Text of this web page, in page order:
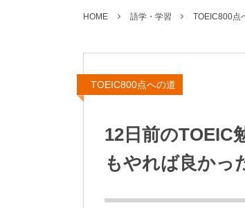
HOME 語学・学習 TOEIC800点
TOEIC800点への道
12日前のTOEIC
もやれば良かっ